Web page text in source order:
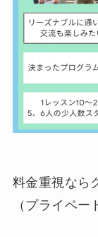
料金重視なら
（プライベー